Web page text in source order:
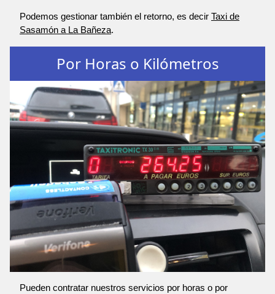
Podemos gestionar también el retorno, es decir Taxi de
Sasamón a La Bañeza.
Por Horas o Kilómetros
Pueden contratar nuestros servicios por horas o por